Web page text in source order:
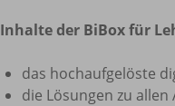
Inhalte der BiBox für
das hochaufgelöste
die Lösungen zu